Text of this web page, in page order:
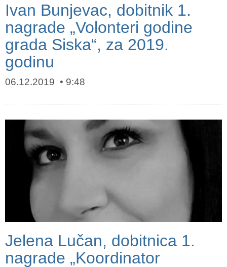
Ivan Bunjevac, dobitnik 1.
nagrade „Volonteri godine
grada Siska“, za 2019.
godinu
06.12.2019 9:48
Jelena Lučan, dobitnica 1.
nagrade „Koordinator